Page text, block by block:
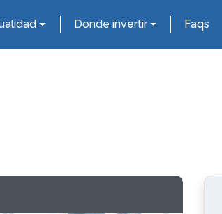
Donde invertir Faqs